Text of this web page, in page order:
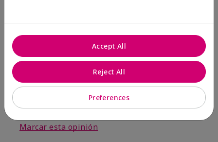
ConclusiónSí, recomendaría a un amigo
¿Le ha resultado útil esta
opinión?
7 0
Marcar esta opinión
Preferences
Reject All
Accept All